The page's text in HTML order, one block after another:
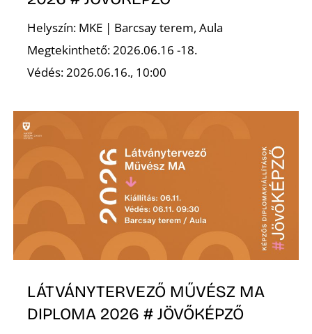
Helyszín: MKE | Barcsay terem, Aula
Megtekinthető: 2026.06.16 -18.
Védés: 2026.06.16., 10:00
LÁTVÁNYTERVEZŐ MŰVÉSZ MA
DIPLOMA 2026 # JÖVŐKÉPZŐ